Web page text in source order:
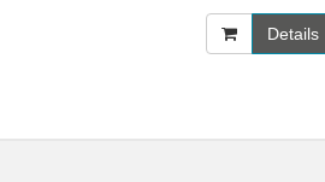
Details